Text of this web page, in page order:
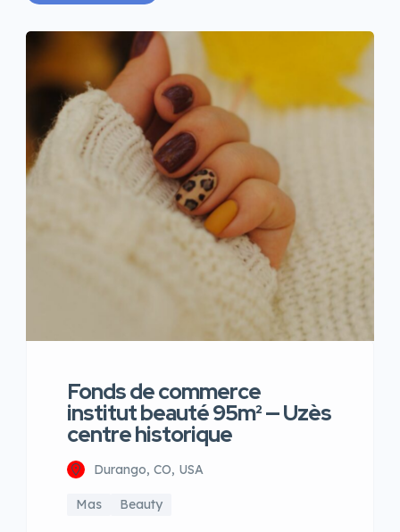
Fonds de commerce
institut beauté 95m² — Uzès
centre historique
Durango, CO, USA
Mas Beauty